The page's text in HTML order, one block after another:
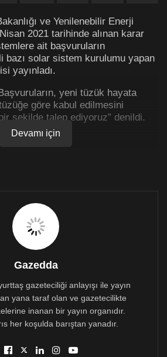
ve Yenilenebilir Enerji
2021 tarihinde alınan karar
ait başvuruların
bazı solar sistem kurulumu yapan
yayınladı.
yeni tüzük hayata
göre kabul edilmesini
şekilde talep ediyoruz” denildi.
yer verildi:
düşünüldüğü için, tedarikçilere
bu siparişlerin ödemeleri,
maaşlarının,
sandık ödemelerinin yapılması ve
stok maliyetleri,
dolayı solar sistem ile ilgili
geri dönüş alınamamasından
Devamı için
Gazedda
gazeteciliği anlayışı ile yayın
yana taraf olan ve gazetecilikte
inanan bir yayın organıdır.
her koşulda barıştan yanadır.